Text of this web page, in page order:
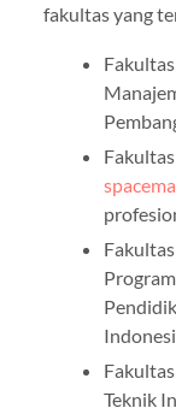
fakultas yang
Teknik